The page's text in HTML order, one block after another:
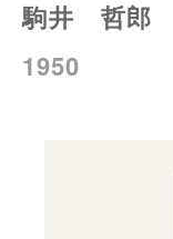
駒井 哲郎
1950